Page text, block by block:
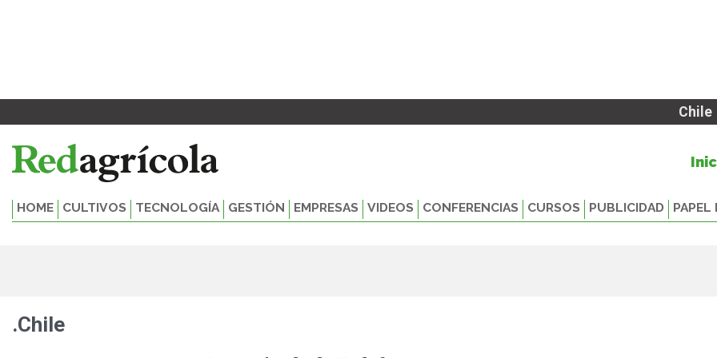
Chile
HOME CULTIVOS TECNOLOGÍA GESTIÓN EMPRESAS VIDEOS CONFERENCIAS CURSOS PUBLICIDAD PAPEL
.Chile